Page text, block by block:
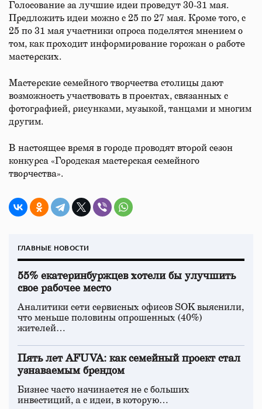
Голосование за лучшие идеи проведут 30-31 мая.
Предложить идеи можно с 25 по 27 мая. Кроме того, с
25 по 31 мая участники опроса поделятся мнением о
том, как проходит информирование горожан о работе
мастерских.
Мастерские семейного творчества столицы дают
возможность участвовать в проектах, связанных с
фотографией, рисунками, музыкой, танцами и многим
другим.
В настоящее время в городе проводят второй сезон
конкурса «Городская мастерская семейного
творчества».
ГЛАВНЫЕ НОВОСТИ
55% екатеринбуржцев хотели бы улучшить
свое рабочее место
Аналитики сети сервисных офисов SOK выяснили,
что меньше половины опрошенных (40%)
жителей…
Пять лет AFUVA: как семейный проект стал
узнаваемым брендом
Бизнес часто начинается не с больших
инвестиций, а с идеи, в которую…